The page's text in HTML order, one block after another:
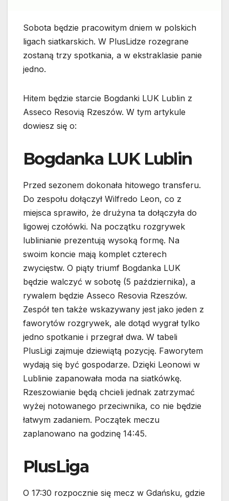
Sobota będzie pracowitym dniem w polskich
ligach siatkarskich. W PlusLidze rozegrane
zostaną trzy spotkania, a w ekstraklasie panie
jedno.
Hitem będzie starcie Bogdanki LUK Lublin z
Asseco Resovią Rzeszów. W tym artykule
dowiesz się o:
Bogdanka LUK Lublin
Przed sezonem dokonała hitowego transferu.
Do zespołu dołączył Wilfredo Leon, co z
miejsca sprawiło, że drużyna ta dołączyła do
ligowej czołówki. Na początku rozgrywek
lublinianie prezentują wysoką formę. Na
swoim koncie mają komplet czterech
zwycięstw. O piąty triumf Bogdanka LUK
będzie walczyć w sobotę (5 października), a
rywalem będzie Asseco Resovia Rzeszów.
Zespół ten także wskazywany jest jako jeden z
faworytów rozgrywek, ale dotąd wygrał tylko
jedno spotkanie i przegrał dwa. W tabeli
PlusLigi zajmuje dziewiątą pozycję. Faworytem
wydają się być gospodarze. Dzięki Leonowi w
Lublinie zapanowała moda na siatkówkę.
Rzeszowianie będą chcieli jednak zatrzymać
wyżej notowanego przeciwnika, co nie będzie
łatwym zadaniem. Początek meczu
zaplanowano na godzinę 14:45.
PlusLiga
O 17:30 rozpocznie się mecz w Gdańsku, gdzie